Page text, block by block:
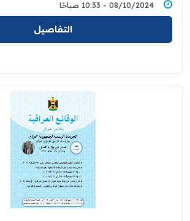
08/10/2024 - 10:33 صباحًا
التفاصيل